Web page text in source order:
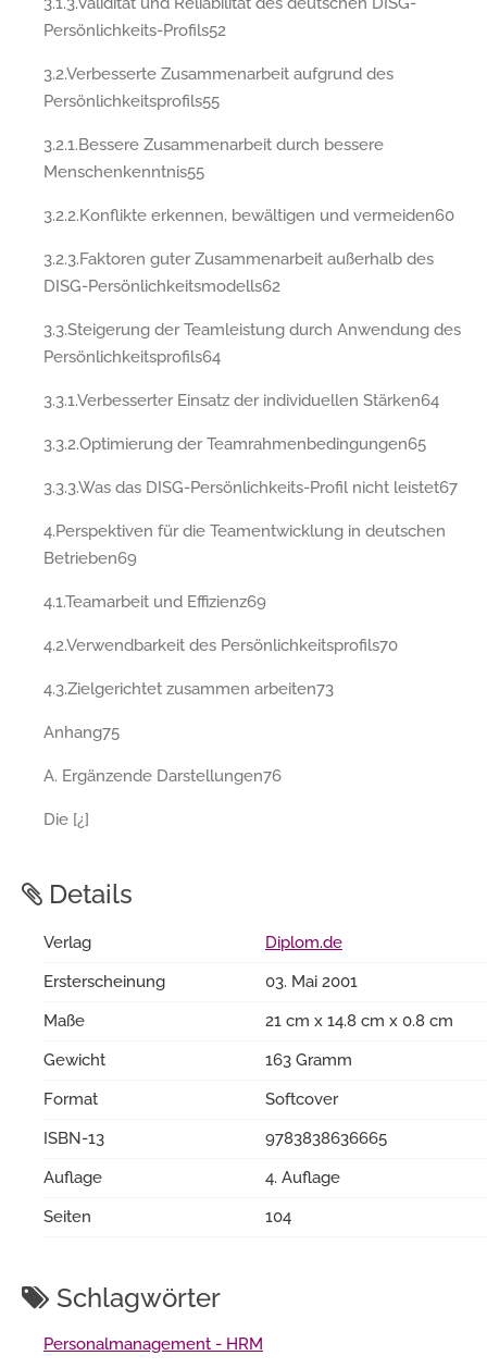
Persönlichkeits-Profils52
3.2.Verbesserte Zusammenarbeit aufgrund des
Persönlichkeitsprofils55
3.2.1.Bessere Zusammenarbeit durch bessere
Menschenkenntnis55
3.2.2.Konflikte erkennen, bewältigen und vermeiden60
3.2.3.Faktoren guter Zusammenarbeit außerhalb des
DISG-Persönlichkeitsmodells62
3.3.Steigerung der Teamleistung durch Anwendung des
Persönlichkeitsprofils64
3.3.1.Verbesserter Einsatz der individuellen Stärken64
3.3.2.Optimierung der Teamrahmenbedingungen65
3.3.3.Was das DISG-Persönlichkeits-Profil nicht leistet67
4.Perspektiven für die Teamentwicklung in deutschen
Betrieben69
4.1.Teamarbeit und Effizienz69
4.2.Verwendbarkeit des Persönlichkeitsprofils70
4.3.Zielgerichtet zusammen arbeiten73
Anhang75
A. Ergänzende Darstellungen76
Die [¿]
Details
Verlag
Diplom.de
Ersterscheinung
03. Mai 2001
Maße
21 cm x 14.8 cm x 0.8 cm
Gewicht
163 Gramm
Format
Softcover
ISBN-13
9783838636665
Auflage
4. Auflage
Seiten
104
Schlagwörter
Personalmanagement - HRM